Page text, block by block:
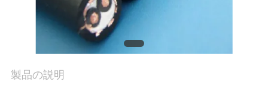
連
製品の説明